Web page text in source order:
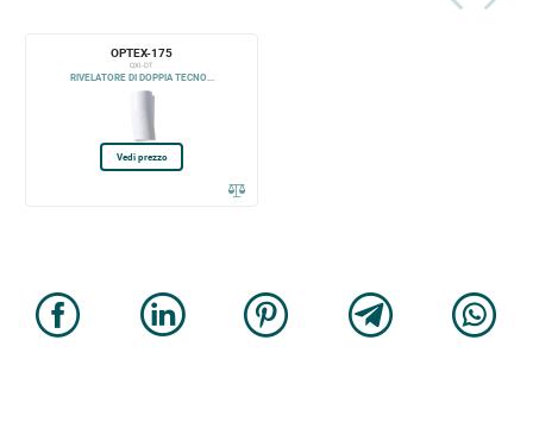
OPTEX-175
QXI-DT
RIVELATORE DI DOPPIA TECNO...
Vedi prezzo